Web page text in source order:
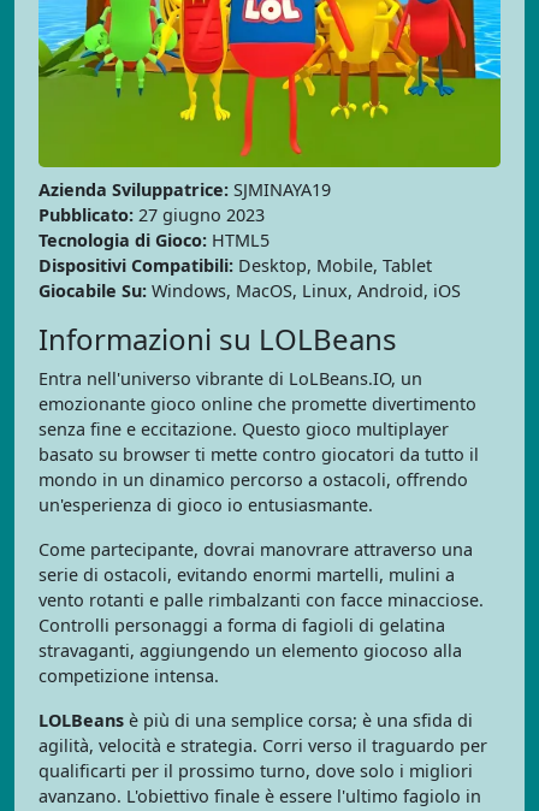
Azienda Sviluppatrice: SJMINAYA19
Pubblicato: 27 giugno 2023
Tecnologia di Gioco: HTML5
Dispositivi Compatibili: Desktop, Mobile, Tablet
Giocabile Su: Windows, MacOS, Linux, Android, iOS
Informazioni su LOLBeans
Entra nell'universo vibrante di LoLBeans.IO, un
emozionante gioco online che promette divertimento
senza fine e eccitazione. Questo gioco multiplayer
basato su browser ti mette contro giocatori da tutto il
mondo in un dinamico percorso a ostacoli, offrendo
un'esperienza di gioco io entusiasmante.
Come partecipante, dovrai manovrare attraverso una
serie di ostacoli, evitando enormi martelli, mulini a
vento rotanti e palle rimbalzanti con facce minacciose.
Controlli personaggi a forma di fagioli di gelatina
stravaganti, aggiungendo un elemento giocoso alla
competizione intensa.
LOLBeans è più di una semplice corsa; è una sfida di
agilità, velocità e strategia. Corri verso il traguardo per
qualificarti per il prossimo turno, dove solo i migliori
avanzano. L'obiettivo finale è essere l'ultimo fagiolo in